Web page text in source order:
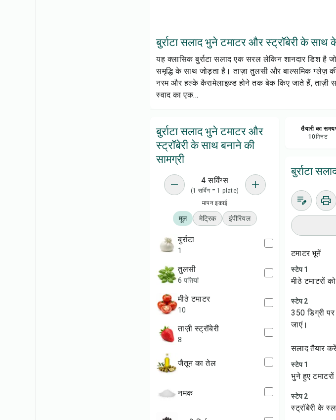
बुर्राटा सलाद भुने टमाटर और स्ट्रॉबेरी के साथ
यह क्लासिक बुर्राटा सलाद एक सरल लेकिन शानदार डिश है जो
समृद्धि के साथ जोड़ता है। ताज़ा तुलसी और बाल्समिक ग्लेज़
नरम और हल्के कैरामेलाइज़्ड होने तक बेक किए जाते हैं, ताज़ी
स्वाद का एक...
बुर्राटा सलाद भुने टमाटर और
स्ट्रॉबेरी के साथ बनाने की
सामग्री
4 सर्विंग्स
(1 सर्विंग = 1 plate)
मापन इकाई
मूल मेट्रिक इंपीरियल
बुर्राटा
1
तुलसी
6 पत्तियां
मीठे टमाटर
10
ताज़ी स्ट्रॉबेरी
8
जैतून का तेल
नमक
तैयारी का समय
10मिनट
बुर्राटा
टमाटर भूनें
स्टेप 1
मीठे टमाटरों
स्टेप 2
350 डिग्री
जाएं।
सलाद तैयार करें
स्टेप 1
भुने हुए
स्टेप 2
स्ट्रॉबेरी के